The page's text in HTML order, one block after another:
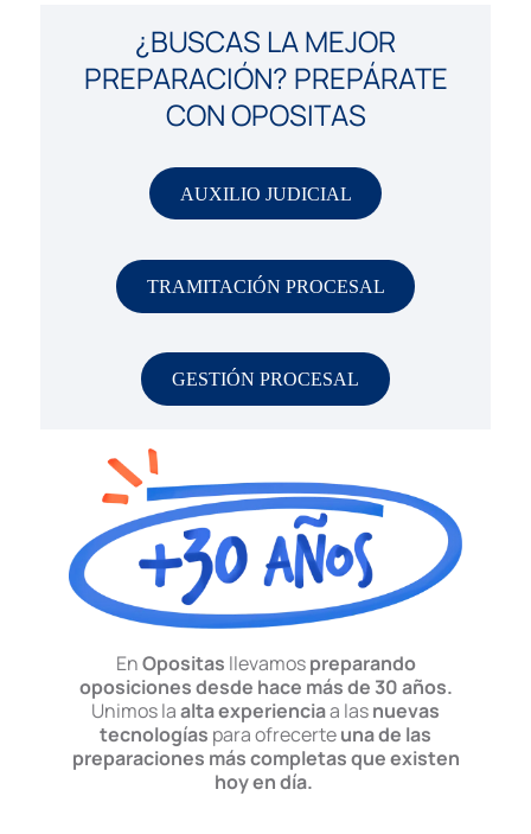
¿BUSCAS LA MEJOR
PREPARACIÓN? PREPÁRATE
CON OPOSITAS
AUXILIO JUDICIAL
TRAMITACIÓN PROCESAL
GESTIÓN PROCESAL
EnOpositas llevamospreparando
oposiciones desde hace más de 30 años.
Unimos laalta experienciaa lasnuevas
tecnologías para ofrecerteuna de las
preparaciones más completas que existen
hoy en día.